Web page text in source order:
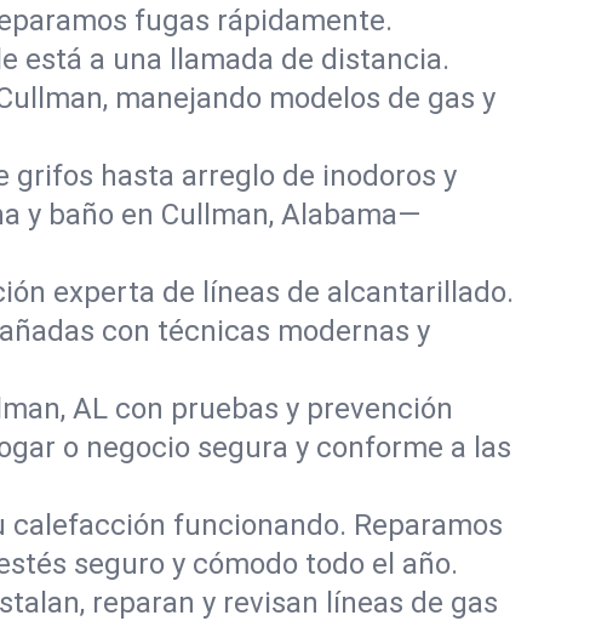
fugas rápidamente.
está a una llamada de distancia.
manejando modelos de gas y
grifos hasta arreglo de inodoros y
y baño en Cullman, Alabama—
experta de líneas de alcantarillado.
con técnicas modernas y
AL con pruebas y prevención
o negocio segura y conforme a las
funcionando. Reparamos
seguro y cómodo todo el año.
reparan y revisan líneas de gas